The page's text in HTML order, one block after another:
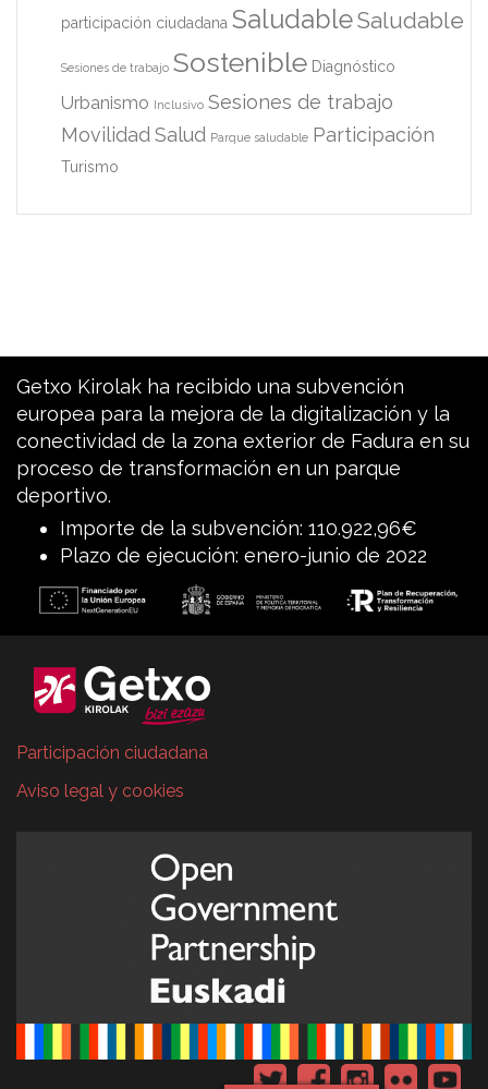
participación ciudadana SaludableSaludable
Sesiones de trabajo Sostenible Diagnóstico
Urbanismo Inclusivo Sesiones de trabajo
Movilidad Salud Parque saludable Participación
Turismo
Getxo Kirolak ha recibido una subvención
europea para la mejora de la digitalización y la
conectividad de la zona exterior de Fadura en su
proceso de transformación en un parque
deportivo.
Importe de la subvención: 110.922,96€
Plazo de ejecución: enero-junio de 2022
Participación ciudadana
Aviso legal y cookies